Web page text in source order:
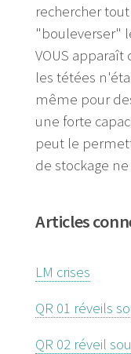
rechercher
"bouleverser"
VOUS
les tétées
même pour
une forte
peut le
de stockage
Articles
LM crises
QR 01 réveils
QR 02 réveil